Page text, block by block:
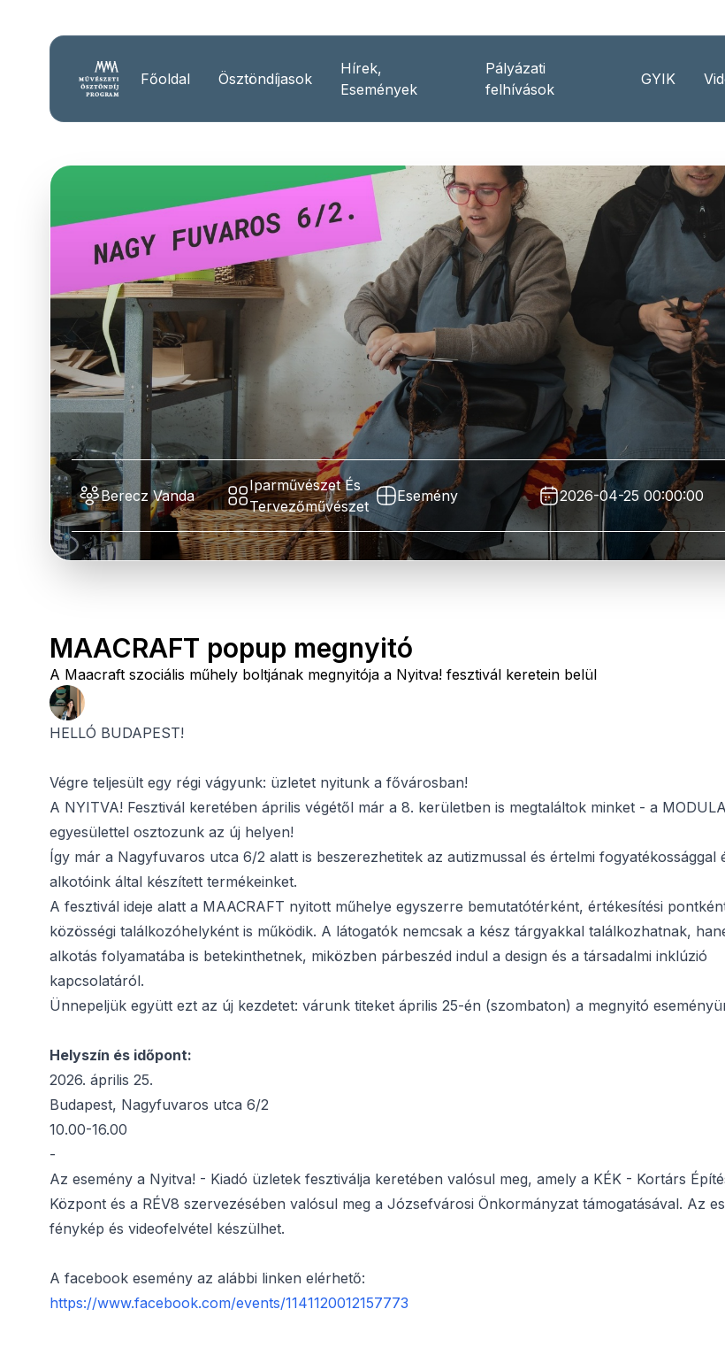
Főoldal Ösztöndíjasok
Hírek,
Események
Pályázati
felhívások
GYIK
Berecz Vanda
Iparművészet És
Tervezőművészet
Esemény 2026-04-25 00:00:00
MAACRAFT popup megnyitó
A Maacraft szociális műhely boltjának megnyitója a Nyitva! fesztivál keretein belül
HELLÓ BUDAPEST!
Végre teljesült egy régi vágyunk: üzletet nyitunk a fővárosban!
A NYITVA! Fesztivál keretében április végétől már a 8. kerületben is megtaláltok minket - a
egyesülettel osztozunk az új helyen!
Így már a Nagyfuvaros utca 6/2 alatt is beszerezhetitek az autizmussal és értelmi fogyatékossággal
alkotóink által készített termékeinket.
A fesztivál ideje alatt a MAACRAFT nyitott műhelye egyszerre bemutatótérként, értékesítési
közösségi találkozóhelyként is működik. A látogatók nemcsak a kész tárgyakkal találkozhatnak,
alkotás folyamatába is betekinthetnek, miközben párbeszéd indul a design és a társadalmi inklúzió
kapcsolatáról.
Ünnepeljük együtt ezt az új kezdetet: várunk titeket április 25-én (szombaton) a megnyitó
Helyszín és időpont:
2026. április 25.
Budapest, Nagyfuvaros utca 6/2
10.00-16.00
-
Az esemény a Nyitva! - Kiadó üzletek fesztiválja keretében valósul meg, amely a KÉK - Kortárs
Központ és a RÉV8 szervezésében valósul meg a Józsefvárosi Önkormányzat támogatásával. Az
fénykép és videofelvétel készülhet.
A facebook esemény az alábbi linken elérhető:
https://www.facebook.com/events/1141120012157773